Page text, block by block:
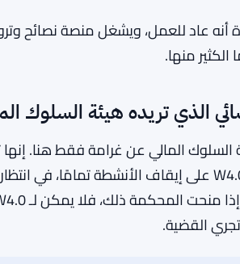
لا يحتاج إلى تقديم لأي شخص تابع
المستثمرين العاديين الذين لم
موجة من التدقيق التنظيمي عبر صناعة
كان اسمًا سامًا في المالية
أنه عاد للعمل، ويشغل منصة نصائح
منها.